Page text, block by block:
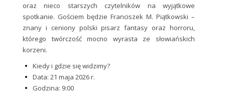
oraz nieco starszych czytelników na wyjątkowe
spotkanie. Gościem będzie Franciszek M. Piątkowski –
znany i ceniony polski pisarz fantasy oraz horroru,
którego twórczość mocno wyrasta ze słowiańskich
korzeni.
Kiedy i gdzie się widzimy?
Data: 21 maja 2026 r.
Godzina: 9:00